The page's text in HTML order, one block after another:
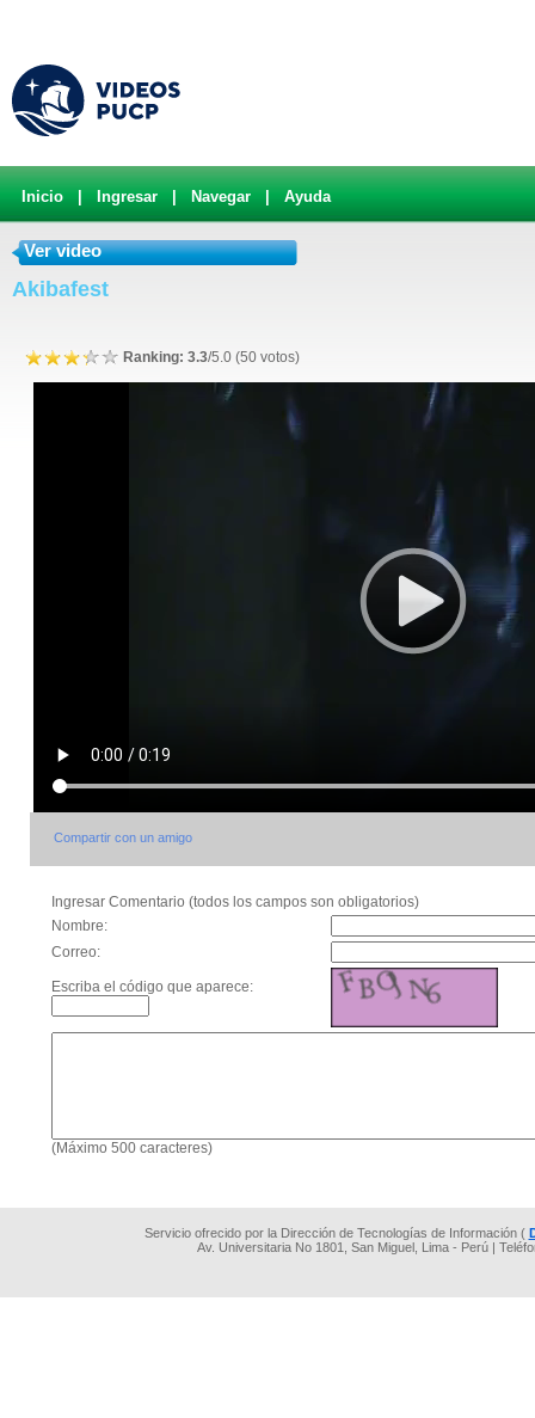
Inicio Ingresar Navegar Ayuda
Ver video
Akibafest
Ranking: 3.3/5.0 (50 votos)
Compartir con un amigo
Ingresar Comentario (todos los campos son obligatorios)
Nombre:
Correo:
Escriba el código que aparece:
(Máximo 500 caracteres)
Servicio ofrecido por la Dirección de Tecnologías de Información (
Av. Universitaria No 1801, San Miguel, Lima - Perú |